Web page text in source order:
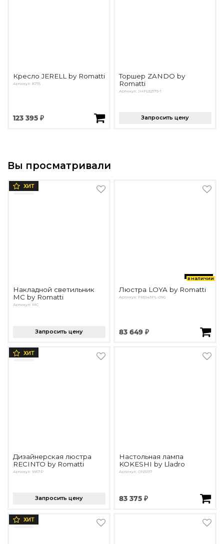
Кресло JERELL by Romatti
Артикул: 8715
123 395 ₽
Торшер ZANDO by
Romatti
Артикул: JHFL52175-1
Запросить цену
Вы просматривали
ХИТ
Накладной светильник
MC by Romatti
Артикул: MC
Запросить цену
в наличии
Люстра LOYA by Romatti
Артикул: FR5143PL-09G
83 649 ₽
ХИТ
Дизайнерская люстра
RECINTO by Romatti
Артикул: 9967P
Запросить цену
Настольная лампа
KOKESHI by Lladro
Артикул: ON5197
83 375 ₽
ХИТ